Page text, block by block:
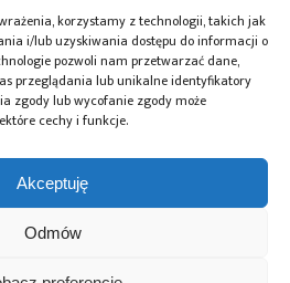
korzystamy z technologii, takich jak
i/lub uzyskiwania dostępu do informacji o
pozwoli nam przetwarzać dane,
przeglądania lub unikalne identyfikatory
zgody lub wycofanie zgody może
cechy i funkcje.
Akceptuję
Odmów
myśliwy od